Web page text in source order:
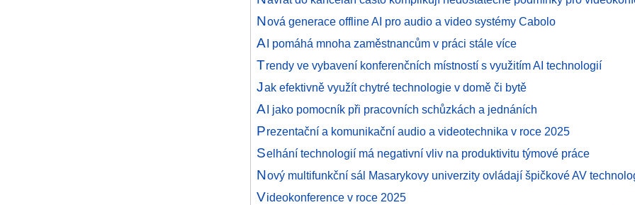
Nová generace offline AI pro audio a video systémy Cabolo
AI pomáhá mnoha zaměstnancům v práci stále více
Trendy ve vybavení konferenčních místností s využitím AI technologií
Jak efektivně využít chytré technologie v domě či bytě
AI jako pomocník při pracovních schůzkách a jednáních
Prezentační a komunikační audio a videotechnika v roce 2025
Selhání technologií má negativní vliv na produktivitu týmové práce
Nový multifunkční sál Masarykovy univerzity ovládají špičkové AV
Videokonference v roce 2025